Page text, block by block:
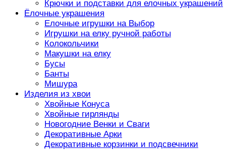
Крючки и подставки для елочных украшений
Ёлочные украшения
Елочные игрушки на Выбор
Игрушки на елку ручной работы
Колокольчики
Макушки на елку
Бусы
Банты
Мишура
Изделия из хвои
Хвойные Конуса
Хвойные гирлянды
Новогодние Венки и Сваги
Декоративные Арки
Декоративные корзинки и подсвечники